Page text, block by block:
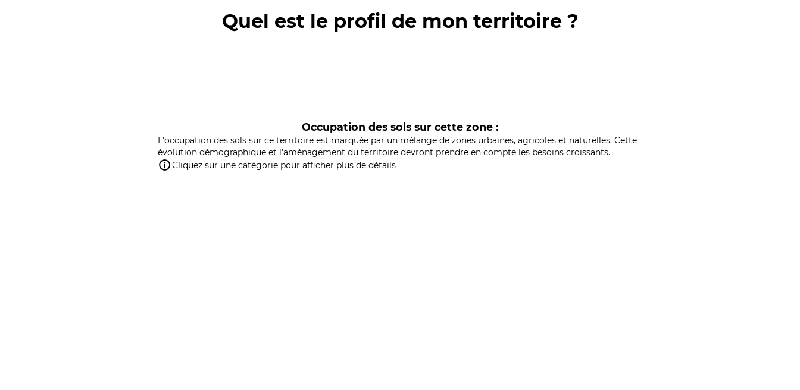
Quel est le profil de mon territoire ?
Occupation des sols sur cette zone :
L'occupation des sols sur ce territoire est marquée par un mélange de zones urbaines, agricoles et naturelles. Cette
évolution démographique et l'aménagement du territoire devront prendre en compte les besoins croissants.
Cliquez sur une catégorie pour afficher plus de détails